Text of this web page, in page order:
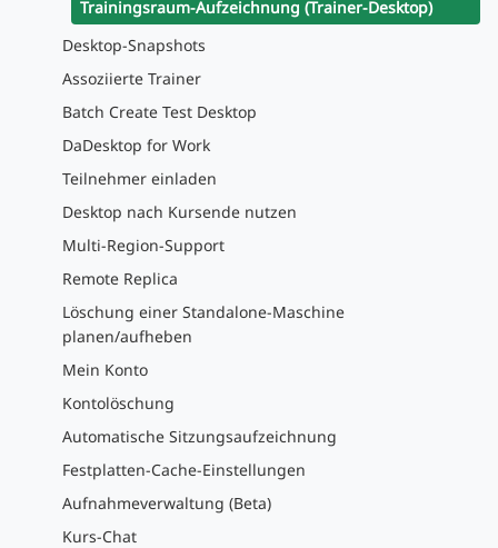
Trainingsraum-Aufzeichnung (Trainer-Desktop)
Desktop-Snapshots
Assoziierte Trainer
Batch Create Test Desktop
DaDesktop for Work
Teilnehmer einladen
Desktop nach Kursende nutzen
Multi-Region-Support
Remote Replica
Löschung einer Standalone-Maschine
planen/aufheben
Mein Konto
Kontolöschung
Automatische Sitzungsaufzeichnung
Festplatten-Cache-Einstellungen
Aufnahmeverwaltung (Beta)
Kurs-Chat